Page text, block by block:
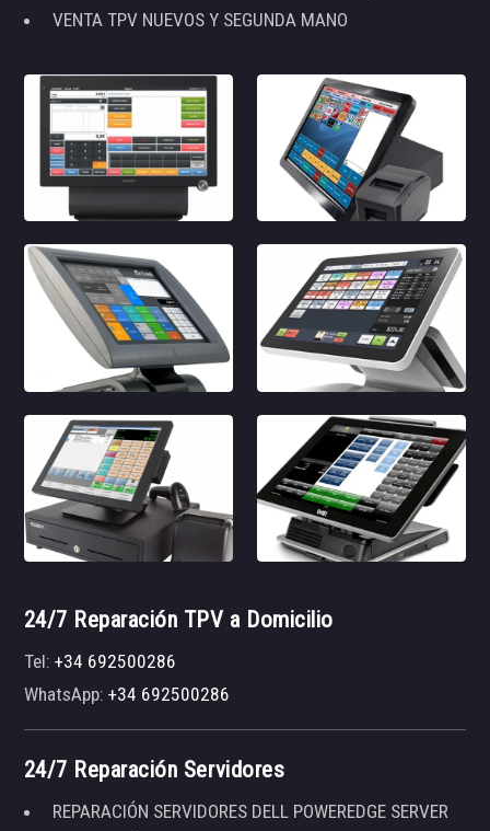
VENTA TPV NUEVOS Y SEGUNDA MANO
24/7 Reparación TPV a Domicilio
Tel:+34 692500286
WhatsApp:+34 692500286
24/7 Reparación Servidores
REPARACIÓN SERVIDORES DELL POWEREDGE SERVER